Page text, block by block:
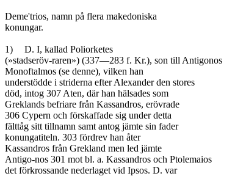
Deme'trios, namn på flera makedoniska
konungar.
1)	D. I, kallad Poliorketes
(»stadseröv-raren») (337—283 f. Kr.), son till Antigonos
Monoftalmos (se denne), vilken han
understödde i striderna efter Alexander den stores
död, intog 307 Aten, där han hälsades som
Greklands befriare från Kassandros, erövrade
306 Cypern och förskaffade sig under detta
fälttåg sitt tillnamn samt antog jämte sin fader
konungatiteln. 303 fördrev han åter
Kassandros från Grekland men led jämte
Antigo-nos 301 mot bl. a. Kassandros och Ptolemaios
det förkrossande nederlaget vid Ipsos. D. var